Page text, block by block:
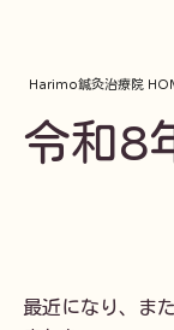
Harimo鍼灸治療院
令和8
最近になり、ま